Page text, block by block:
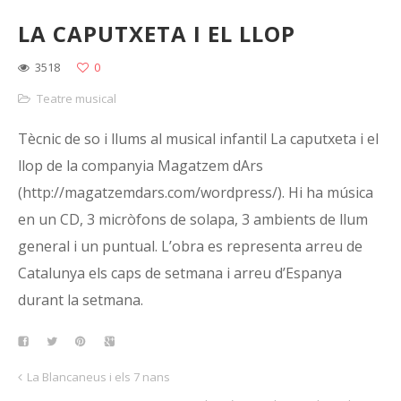
LA CAPUTXETA I EL LLOP
3518
0
Teatre musical
Tècnic de so i llums al musical infantil La caputxeta i el
llop de la companyia Magatzem dArs
(http://magatzemdars.com/wordpress/). Hi ha música
en un CD, 3 micròfons de solapa, 3 ambients de llum
general i un puntual. L’obra es representa arreu de
Catalunya els caps de setmana i arreu d’Espanya
durant la setmana.
La Blancaneus i els 7 nans